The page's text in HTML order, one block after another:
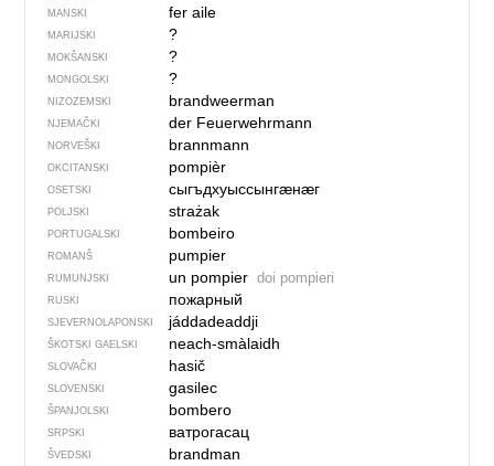
MANSKI fer aile
MARIJSKI ?
MOKŠANSKI ?
MONGOLSKI ?
NIZOZEMSKI brandweerman
NJEMAČKI der Feuerwehrmann
NORVEŠKI brannmann
OKCITANSKI pompièr
OSETSKI сыгъдхуыссынгӕнӕг
POLJSKI strażak
PORTUGALSKI bombeiro
ROMANŠ pumpier
RUMUNJSKI un pompier doi pompieri
RUSKI пожарный
SJEVER­NO­LA­PONSKI jáddadeaddji
ŠKOTSKI GAELSKI neach-smàlaidh
SLOVAČKI hasič
SLOVENSKI gasilec
ŠPANJOLSKI bombero
SRPSKI ватрогасац
ŠVEDSKI brandman